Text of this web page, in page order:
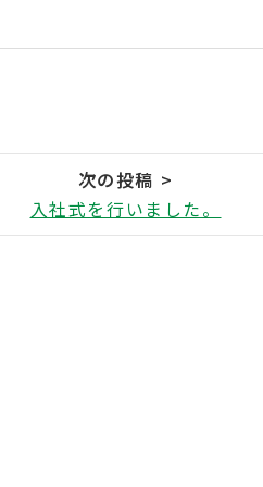
入社式を行いました。